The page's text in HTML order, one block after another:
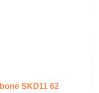
SKD11 62